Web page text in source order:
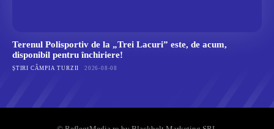
Terenul Polisportiv de la „Trei Lacuri” este, de acum,
disponibil pentru închiriere!
ȘTIRI CÂMPIA TURZII 2026-08-08